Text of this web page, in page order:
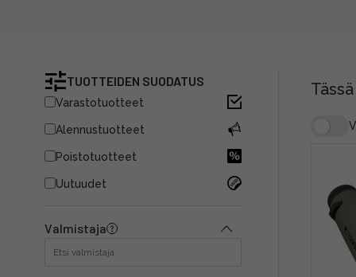
TUOTTEIDEN SUODATUS
Varastotuotteet
Alennustuotteet
Poistotuotteet
Uutuudet
Valmistaja